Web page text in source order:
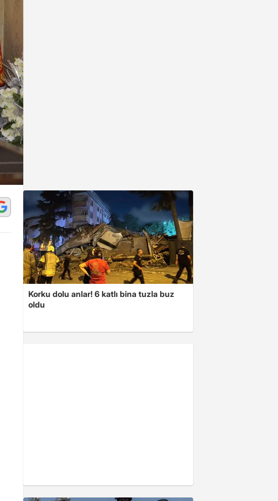
Korku dolu anlar! 6 katlı bina tuzla buz
oldu